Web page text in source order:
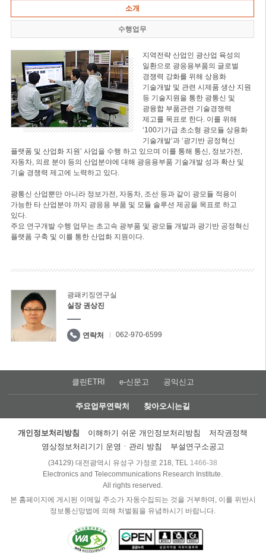
소개
수행업무
지역전략 산업인 광산업 육성의
일환으로 광응용부품의 글로벌
경쟁력 강화를 위해 상용화
기술개발 및 관련 시제품 생산 지원
등 기술지원을 통한 광통신 및
광융합 부품관련 기술경쟁력
제고를 목표로 한다. 이를 위해
‘100기가급 초소형 광모듈 상용화
기술개발’과 ‘광기반 공정혁신
플랫폼 및 산업화 지원’ 사업을 수행 하고 있으며 이를 통해 통신, 정보가전,
자동차, 의료 분야 등의 산업분야에 대해 광응용부품 기술개발 성과 확산 및
기술 경쟁력 제고에 노력하고 있다.
광통신 산업뿐만 아니라 정보가전, 자동차, 조선 등과 같이 광모듈 적용이
가능한 타 산업분야 까지 광응용 부품 및 모듈 솔루션 제공을 목표로 하고
있다.
주요 연구개발 수행 업무는 초고속 광부품 및 광모듈 개발과 광기반 공정혁신
플랫폼 구축 및 이를 통한 산업화 지원이다.
광패키징연구실
실장 권상진
연락처 062-970-6599
클린ETRI e-신문고 공익신고
주요업무연락처 찾아오시는길
개인정보처리방침 이해하기 쉬운 개인정보처리방침
저작권정책
영상정보처리기기 운영ㆍ관리 방침
부설연구소공고
(34129) 대전광역시 유성구 가정로 218, TEL 1466-38
Electronics and Telecommunications Research Institute.
All rights reserved.
본 홈페이지에 게시된 이메일 주소가 자동수집되는 것을 거부하며, 이를 위반시
정보통신망법에 의해 처벌됨을 유념하시기 바랍니다.